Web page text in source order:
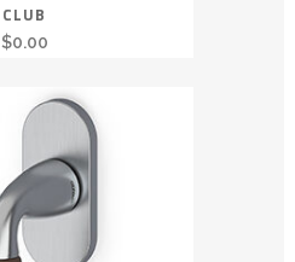
CLUB
$0.00